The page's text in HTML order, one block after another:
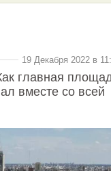
19 Декабря 2022 в
главная
вместе со всей